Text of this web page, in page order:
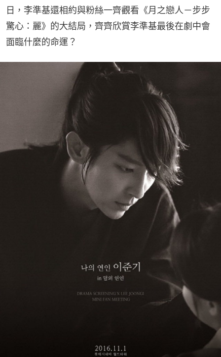
日，李準基還相約與粉絲一齊觀看《月之戀人－步步
驚心：麗》的大結局，齊齊欣賞李準基最後在劇中會
面臨什麼的命運？